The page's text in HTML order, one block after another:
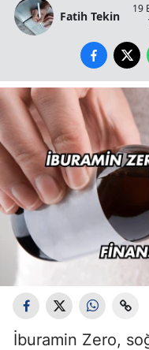
Fatih Tekin
19
İburamin Zero,